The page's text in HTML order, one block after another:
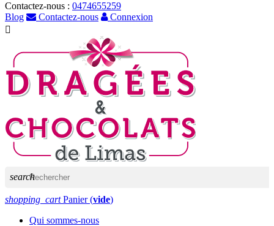
Contactez-nous : 0474655259
Blog
Contactez-nous
Connexion

search
shopping_cart Panier (vide)
Qui sommes-nous